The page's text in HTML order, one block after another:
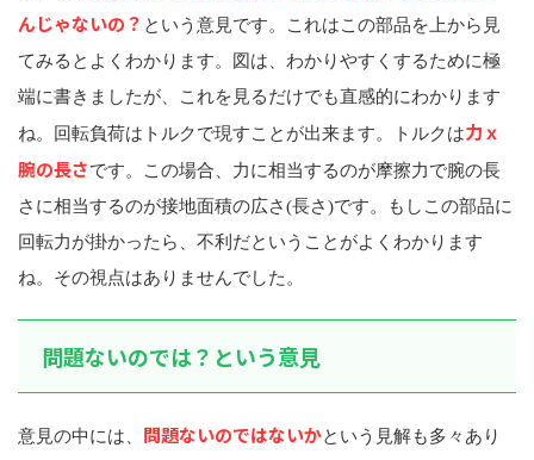
んじゃないの？ という意見です。これはこの部品を上から見
てみるとよくわかります。図は、わかりやすくするために極
端に書きましたが、これを見るだけでも直感的にわかります
ね。回転負荷はトルクで現すことが出来ます。トルクは力ｘ
腕の長さです。この場合、力に相当するのが摩擦力で腕の長
さに相当するのが接地面積の広さ(長さ)です。もしこの部品に
回転力が掛かったら、不利だということがよくわかります
ね。その視点はありませんでした。
問題ないのでは？という意見
意見の中には、 問題ないのではないかという見解も多々あり